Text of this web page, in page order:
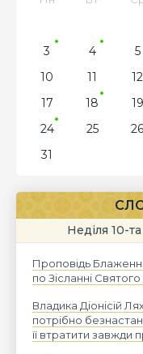
3
4 5
10
11 12
17
18 19
24
25 26
31
Неділя 10-
Проповідь
по Зісланні
Владика Діонісій
потрібно
її втратити завжди